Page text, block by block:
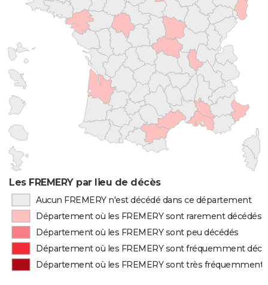
Les FREMERY par lieu de décès
Aucun FREMERY n'est décédé dans ce département
Département où les FREMERY sont rarement décédés
Département où les FREMERY sont peu décédés
Département où les FREMERY sont fréquemment
Département où les FREMERY sont très fréquemment